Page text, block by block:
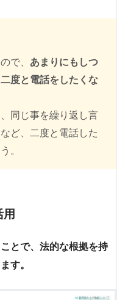
で、 あまりにもしつ
度と電話をしたくな
同じ事を繰り返し言
ど、二度と電話した
。
とで、法的な根拠を持
す。